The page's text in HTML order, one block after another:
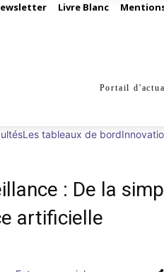
Livre Blanc
Portail
Les tableaux de bord
: De la
artificielle